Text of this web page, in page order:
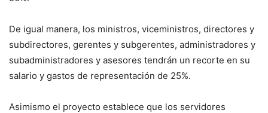
De igual manera, los ministros, viceministros, directores y
subdirectores, gerentes y subgerentes, administradores y
subadministradores y asesores tendrán un recorte en su
salario y gastos de representación de 25%.
Asimismo el proyecto establece que los servidores